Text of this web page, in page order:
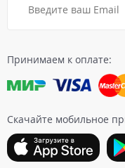
Принимаем к оплате:
Скачайте мобильное